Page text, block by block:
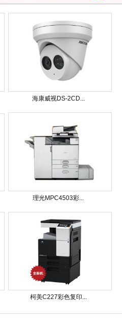
海康威视DS-2CD...
理光MPC4503彩...
柯美C227彩色复印...